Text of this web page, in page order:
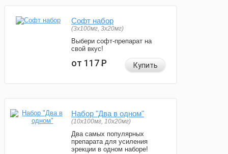
Софт набор
(3x100мг, 3x20мг)
Выбери софт-препарат на
свой вкус!
от 117Р Купить
Набор "Два в одном"
(10x100мг, 10x20мг)
Два самых популярных
препарата для усиления
эрекции в одном наборе!